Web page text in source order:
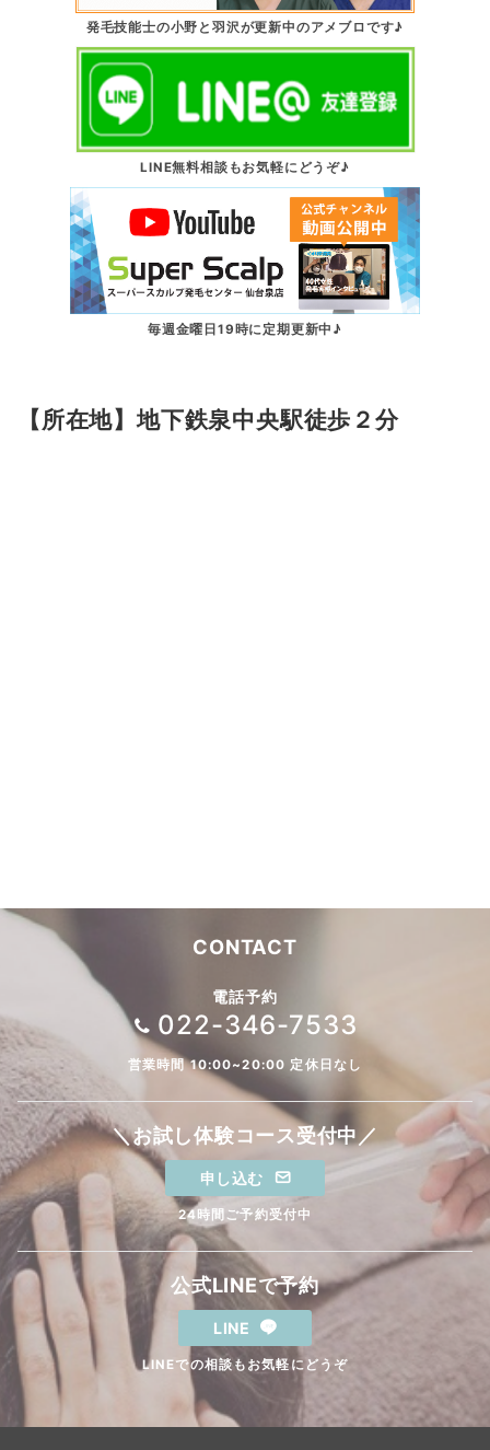
発毛技能士の小野と羽沢が更新中のアメブロです♪
LINE無料相談もお気軽にどうぞ♪
毎週金曜日19時に定期更新中♪
【所在地】地下鉄泉中央駅徒歩２分
CONTACT
電話予約
022-346-7533
営業時間 10:00~20:00 定休日なし
＼お試し体験コース受付中／
申し込む
24時間ご予約受付中
公式LINEで予約
LINE
LINEでの相談もお気軽にどうぞ